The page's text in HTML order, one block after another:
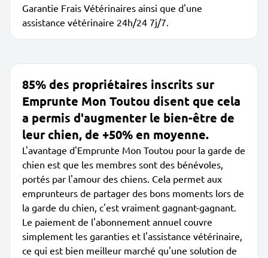
Garantie Frais Vétérinaires ainsi que d'une
assistance vétérinaire 24h/24 7j/7.
85% des propriétaires inscrits sur
Emprunte Mon Toutou disent que cela
a permis d'augmenter le bien-être de
leur chien, de +50% en moyenne.
L'avantage d'Emprunte Mon Toutou pour la garde de
chien est que les membres sont des bénévoles,
portés par l'amour des chiens. Cela permet aux
emprunteurs de partager des bons moments lors de
la garde du chien, c'est vraiment gagnant-gagnant.
Le paiement de l'abonnement annuel couvre
simplement les garanties et l'assistance vétérinaire,
ce qui est bien meilleur marché qu'une solution de